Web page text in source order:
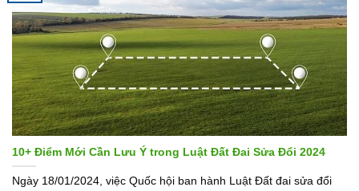
10+ Điểm Mới Cần Lưu Ý trong Luật Đất Đai Sửa Đổi 2024
Ngày 18/01/2024, việc Quốc hội ban hành Luật Đất đai sửa đổi